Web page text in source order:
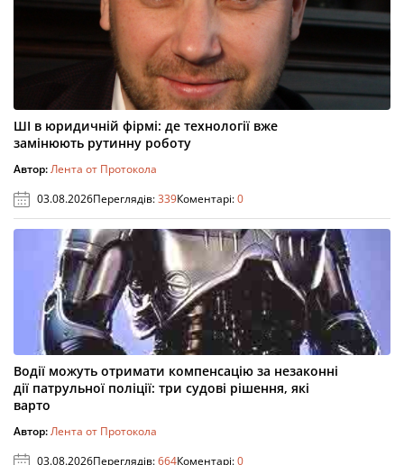
ШІ в юридичній фірмі: де технології вже
замінюють рутинну роботу
Автор:Лента от Протокола
03.08.2026Переглядів:339Коментарі:0
Водії можуть отримати компенсацію за незаконні
дії патрульної поліції: три судові рішення, які
варто
Автор:Лента от Протокола
03.08.2026Переглядів:664Коментарі:0